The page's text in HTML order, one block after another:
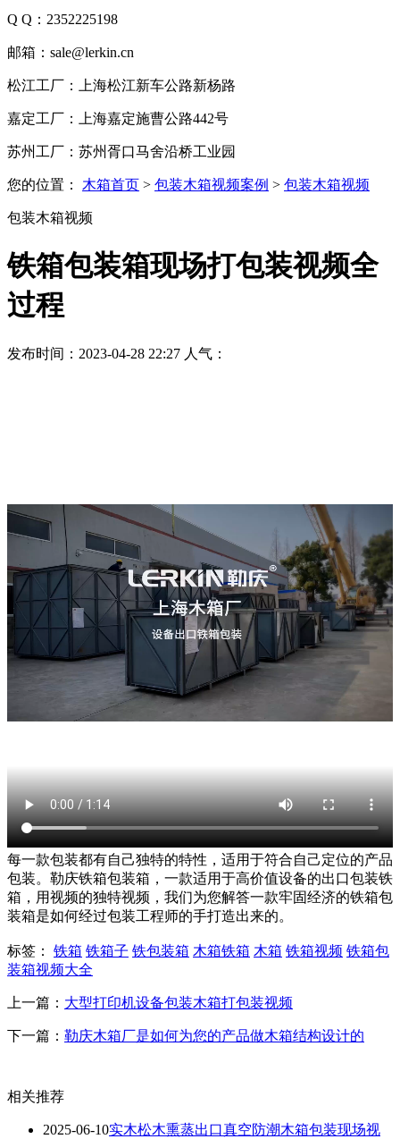
Q Q：2352225198
邮箱：sale@lerkin.cn
松江工厂：上海松江新车公路新杨路
嘉定工厂：上海嘉定施曹公路442号
苏州工厂：苏州胥口马舍沿桥工业园
您的位置： 木箱首页 > 包装木箱视频案例 > 包装木箱视频
包装木箱视频
铁箱包装箱现场打包装视频全
过程
发布时间：2023-04-28 22:27 人气：
每一款包装都有自己独特的特性，适用于符合自己定位的产品
包装。勒庆铁箱包装箱，一款适用于高价值设备的出口包装铁
箱，用视频的独特视频，我们为您解答一款牢固经济的铁箱包
装箱是如何经过包装工程师的手打造出来的。
标签： 铁箱 铁箱子 铁包装箱 木箱铁箱 木箱 铁箱视频 铁箱包
装箱视频大全
上一篇： 大型打印机设备包装木箱打包装视频
下一篇： 勒庆木箱厂是如何为您的产品做木箱结构设计的
相关推荐
2025-06-10实木松木熏蒸出口真空防潮木箱包装现场视